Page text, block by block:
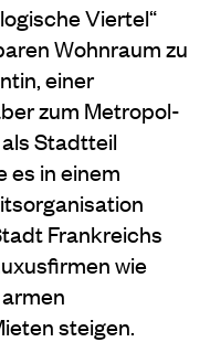
Viertel“
Wohnraum zu
einer
zum Metropol-
Stadtteil
es in einem
Frankreichs
wie
steigen.